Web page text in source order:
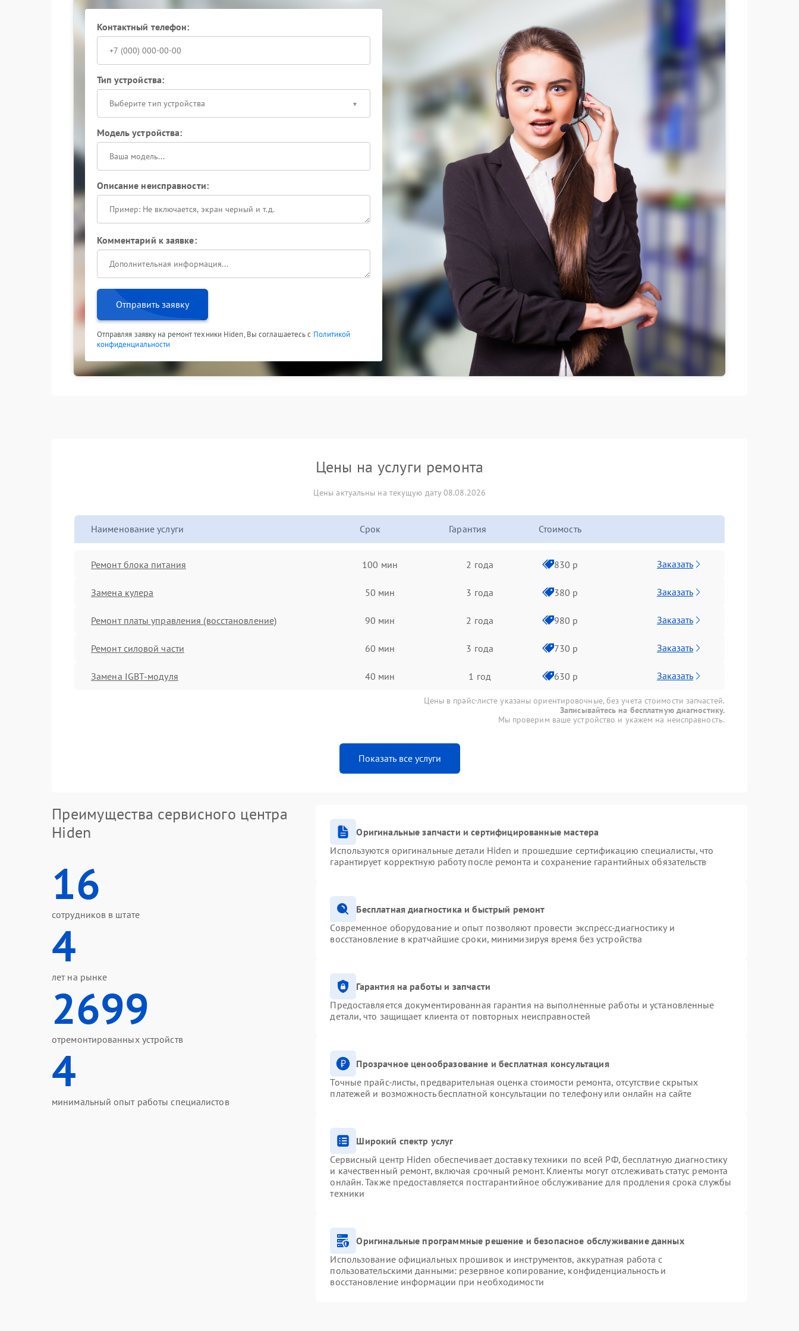
Ремонт Hiden выполняется с заменой изношенных компонентов и проверкой балансировки
средствами для точного определения источника звука и оценки его влияния на работоспособность
устройства.
При появлении непривычно громкого шума оформите заявку на диагностику — так вы
Контактный телефон:
Тип устройства:
Выберите тип устройства
Модель устройства:
Описание неисправности:
Комментарий к заявке:
Отправить заявку
Отправляя заявку на ремонт техники Hiden, Вы соглашаетесь с Политикой
конфиденциальности
Цены на услуги ремонта
Цены актуальны на текущую дату 08.08.2026
Наименование услуги Срок Гарантия Стоимость
Ремонт блока питания 100 мин 2 года 830 р Заказать
Замена кулера 50 мин 3 года 380 р Заказать
Ремонт платы управления (восстановление) 90 мин 2 года 980 р Заказать
Ремонт силовой части 60 мин 3 года 730 р Заказать
Замена IGBT-модуля 40 мин 1 год 630 р Заказать
Цены в прайс-листе указаны ориентировочные, без учета стоимости запчастей.
Записывайтесь на бесплатную диагностику.
Мы проверим ваше устройство и укажем на неисправность.
Показать все услуги
Преимущества сервисного центра
Hiden
16
сотрудников в штате
4
лет на рынке
2699
отремонтированных устройств
4
минимальный опыт работы специалистов
Оригинальные запчасти и сертифицированные мастера
Используются оригинальные детали Hiden и прошедшие сертификацию специалисты, что
гарантирует корректную работу после ремонта и сохранение гарантийных обязательств
Бесплатная диагностика и быстрый ремонт
Современное оборудование и опыт позволяют провести экспресс-диагностику и
восстановление в кратчайшие сроки, минимизируя время без устройства
Гарантия на работы и запчасти
Предоставляется документированная гарантия на выполненные работы и установленные
детали, что защищает клиента от повторных неисправностей
Прозрачное ценообразование и бесплатная консультация
Точные прайс-листы, предварительная оценка стоимости ремонта, отсутствие скрытых
платежей и возможность бесплатной консультации по телефону или онлайн на сайте
Широкий спектр услуг
Сервисный центр Hiden обеспечивает доставку техники по всей РФ, бесплатную диагностику
и качественный ремонт, включая срочный ремонт. Клиенты могут отслеживать статус ремонта
онлайн. Также предоставляется постгарантийное обслуживание для продления срока службы
техники
Оригинальные программные решение и безопасное обслуживание данных
Использование официальных прошивок и инструментов, аккуратная работа с
пользовательскими данными: резервное копирование, конфиденциальность и
восстановление информации при необходимости